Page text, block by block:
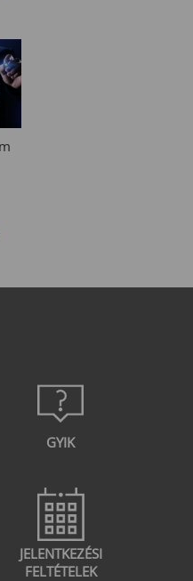
GYIK
JELENTKEZÉSI
FELTÉTELEK